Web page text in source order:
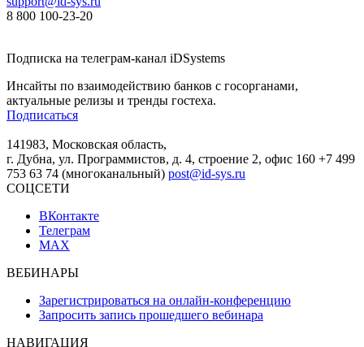
8 800 100-23-20
Подписка на телеграм-канал iDSystems
Инсайты по взаимодействию банков с госорганами,
актуальные релизы и тренды гостеха.
Подписаться
141983, Московская область,
г. Дубна, ул. Программистов, д. 4, строение 2, офис 160 +7 499
753 63 74 (многоканальный) post@id-sys.ru
СОЦСЕТИ
ВКонтакте
Телеграм
MAX
ВЕБИНАРЫ
Зарегистрироваться на онлайн-конференцию
Запросить запись прошедшего вебинара
НАВИГАЦИЯ